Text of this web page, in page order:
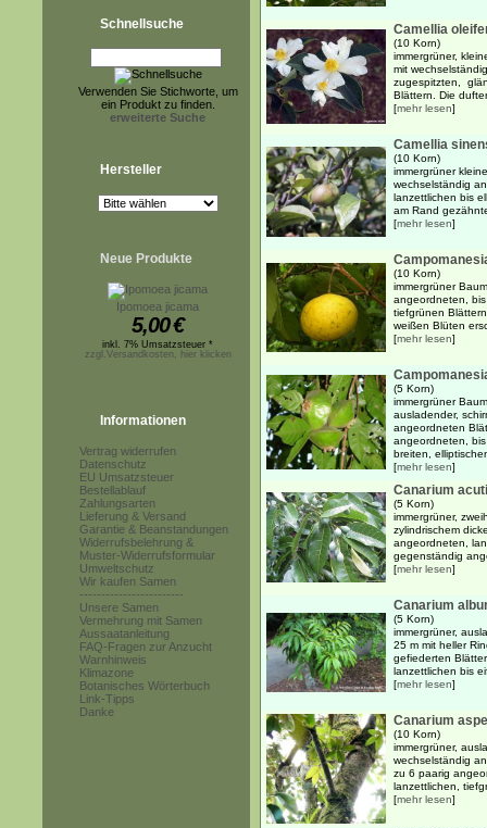
Schnellsuche
Verwenden Sie Stichworte, um
ein Produkt zu finden.
erweiterte Suche
Hersteller
Neue Produkte
Ipomoea jicama
5,00€
inkl. 7% Umsatzsteuer *
zzgl.Versandkosten, hier klicken
Informationen
Vertrag widerrufen
Datenschutz
EU Umsatzsteuer
Bestellablauf
Zahlungsarten
Lieferung & Versand
Garantie & Beanstandungen
Widerrufsbelehrung &
Muster-Widerrufsformular
Umweltschutz
Wir kaufen Samen
------------------------
Unsere Samen
Vermehrung mit Samen
Aussaatanleitung
FAQ-Fragen zur Anzucht
Warnhinweis
Klimazone
Botanisches Wörterbuch
Link-Tipps
Danke
Camellia
(10 Korn)
immergrüner,
mit
zugespitzten,
Blättern. Die
[mehr lesen]
Camellia
(10 Korn)
immergrüner
wechselständig
lanzettlichen bis
am Rand
[mehr lesen]
(10 Korn)
immergrüner
angeordneten,
tiefgrünen
weißen Blüten
[mehr lesen]
(5 Korn)
immergrüner
ausladender,
angeordneten
angeordneten,
breiten,
[mehr lesen]
Canarium
(5 Korn)
immergrüner,
zylindrischem
angeordneten,
gegenständig
[mehr lesen]
Canarium
(5 Korn)
immergrüner,
25 m mit heller
gefiederten
lanzettlichen bis
[mehr lesen]
Canarium
(10 Korn)
immergrüner,
wechselständig
zu 6 paarig
lanzettlichen,
[mehr lesen]